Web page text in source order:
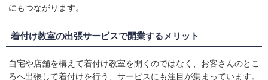
にもつながります。
着付け教室の出張サービスで開業するメリット
自宅や店舗を構えて着付け教室を開くのではなく、お客さんのとこ
ろへ出張して着付けを行う、サービスにも注目が集まっています。